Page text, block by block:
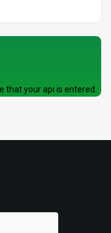
that your api is entered.